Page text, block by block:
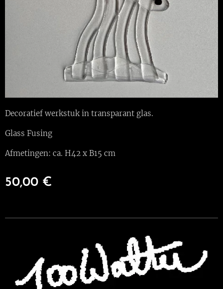
Decoratief werkstuk in transparant glas.
Glass Fusing
Afmetingen: ca. H42 x B15 cm
50,00 €